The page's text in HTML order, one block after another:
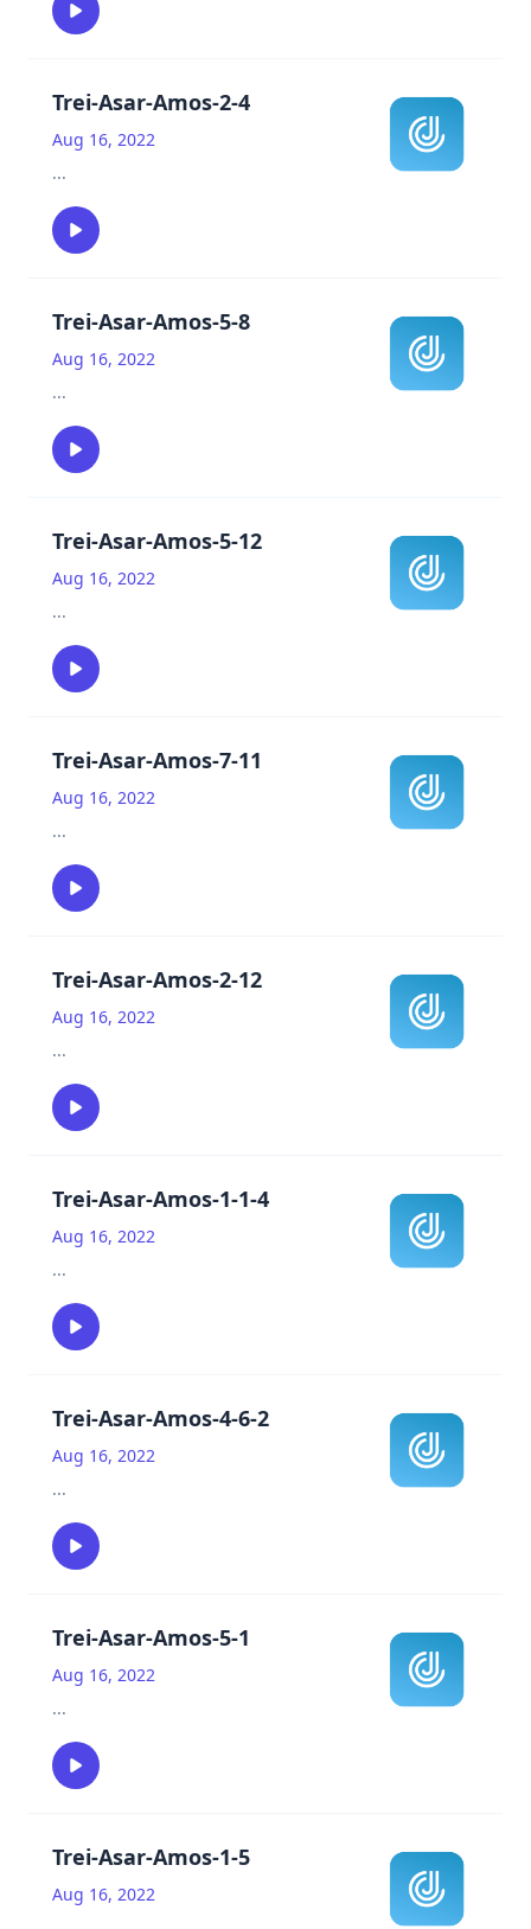
Trei-Asar-Amos-2-4
Aug 16, 2022
...
Trei-Asar-Amos-5-8
Aug 16, 2022
...
Trei-Asar-Amos-5-12
Aug 16, 2022
...
Trei-Asar-Amos-7-11
Aug 16, 2022
...
Trei-Asar-Amos-2-12
Aug 16, 2022
...
Trei-Asar-Amos-1-1-4
Aug 16, 2022
...
Trei-Asar-Amos-4-6-2
Aug 16, 2022
...
Trei-Asar-Amos-5-1
Aug 16, 2022
...
Trei-Asar-Amos-1-5
Aug 16, 2022